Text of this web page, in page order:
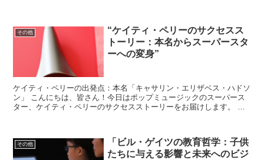
その他
“ケイティ・ペリーのサクセスス
トーリー：本名からスーパースタ
ーへの変身”
ケイティ・ペリーの出発点：本名「キャサリン・エリザベス・ハドソ
ン」 こんにちは、皆さん！今日はポップミュージックのスーパース
ター、ケイティ・ペリーのサクセスストーリーをお届けします。 彼
その他
「ビル・ゲイツの教育哲学：子供
たちに与える影響と未来へのビジ